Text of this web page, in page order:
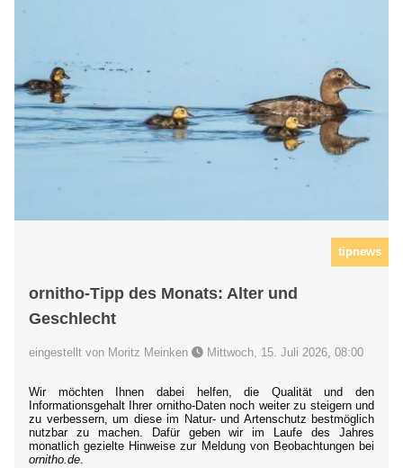
tipnews
ornitho-Tipp des Monats: Alter und
Geschlecht
eingestellt von Moritz Meinken Mittwoch, 15. Juli 2026, 08:00
Wir möchten Ihnen dabei helfen, die Qualität und den
Informationsgehalt Ihrer ornitho-Daten noch weiter zu steigern und
zu verbessern, um diese im Natur- und Artenschutz bestmöglich
nutzbar zu machen. Dafür geben wir im Laufe des Jahres
monatlich gezielte Hinweise zur Meldung von Beobachtungen bei
ornitho.de.